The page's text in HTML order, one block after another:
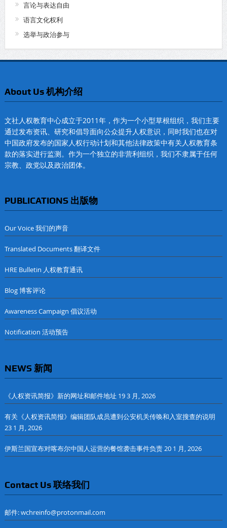
言论与表达自由
语言文化权利
选举与政治参与
About Us 机构介绍
文社人权教育中心成立于2011年，作为一个小型草根组织，我们主要
通过发布资讯、研究和倡导面向公众提升人权意识，同时我们也在对
中国政府发布的国家人权行动计划和其他法律政策中有关人权教育条
款的落实进行监测。作为一个独立的非营利组织，我们不隶属于任何
宗教、政党以及政治团体。
PUBLICATIONS 出版物
Our Voice 我们的声音
Translated Documents 翻译文件
HRE Bulletin 人权教育通讯
Blog 博客评论
Awareness Campaign 倡议活动
Notification 活动预告
NEWS 新闻
《人权资讯简报》新的网址和邮件地址 19 3 月, 2026
有关《人权资讯简报》编辑团队成员遭到公安机关传唤和入室搜查的说明
23 1 月, 2026
伊斯兰国宣布对喀布尔中国人运营的餐馆袭击事件负责20 1 月, 2026
Contact Us 联络我们
邮件: wchreinfo@protonmail.com